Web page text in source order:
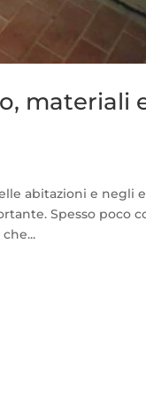
materiali
abitazioni e negli
Spesso poco